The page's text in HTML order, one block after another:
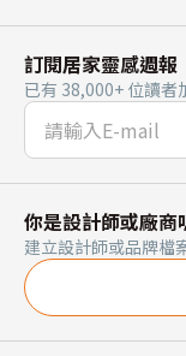
訂閱居家靈感週報
已有 38,000+ 位讀者
你是設計師或廠商
建立設計師或品牌